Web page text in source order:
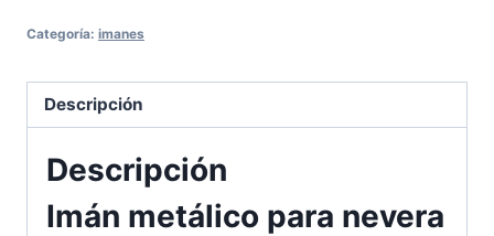
Categoría: imanes
Descripción
Descripción
Imán metálico para nevera